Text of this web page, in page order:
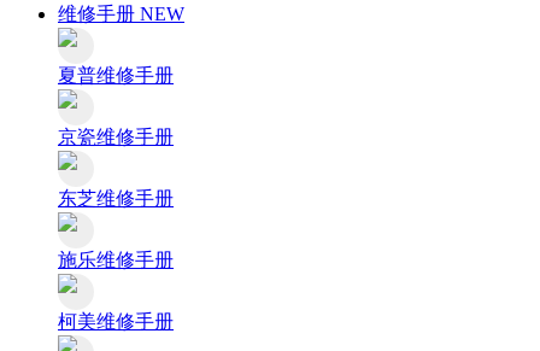
维修手册 NEW
夏普维修手册
京瓷维修手册
东芝维修手册
施乐维修手册
柯美维修手册